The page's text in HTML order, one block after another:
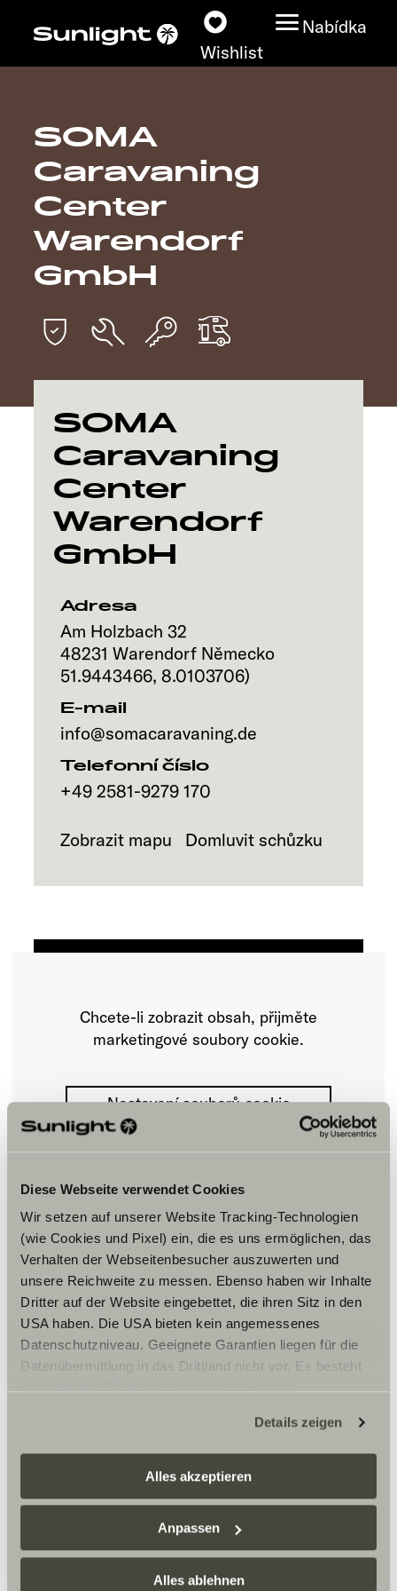
Diese Webseite verwendet Cookies
Wir setzen auf unserer Website Tracking-Technologien
(wie Cookies und Pixel) ein, die es uns ermöglichen, das
Verhalten der Webseitenbesucher auszuwerten und
unsere Reichweite zu messen. Ebenso haben wir Inhalte
Dritter auf der Website eingebettet, die ihren Sitz in den
USA haben. Die USA bieten kein angemessenes
Datenschutzniveau. Geeignete Garantien liegen für die
Datenübermittlung in das Drittland nicht vor. Es besteht
zustehen. Eingesetzte Dienstleister können Daten für
eigene Zwecke verarbeiten und mit anderen Daten
zusammenführen. Weitere Informationen finden Sie hier:
Datenschutzerklärung
einzelne Cookies/Dienste in den Einstellungen aus,
erteilen Sie uns Ihre Einwilligung zur Verarbeitung Ihrer
Daten zu den genannten Zwecken. Die Einwilligung ist
Details zeigen
Alles akzeptieren
Anpassen
Alles ablehnen
Wishlist
Nabídka
Modely
Vyhledávač vozidel
Vyhledávač prodejců
Prozkoumat
Servis
SOMA
Caravaning
Center
Warendorf
GmbH
SOMA
Caravaning
Center
Warendorf
GmbH
Adresa
Am Holzbach 32
48231 Warendorf Německo
51.9443466, 8.0103706)
E-mail
info@somacaravaning.de
Telefonní číslo
+49 2581-9279 170
Zobrazit mapu Domluvit schůzku
Otvírací doba
November bis Februar
Mo – Fr:
09:00 – 17:00 Uhr
Sa:
09:00 – 13:00 Uhr
Schautage (ab Februar 2024!)
Chcete-li zobrazit obsah, přijměte
marketingové soubory cookie.
Nastavení souborů cookie